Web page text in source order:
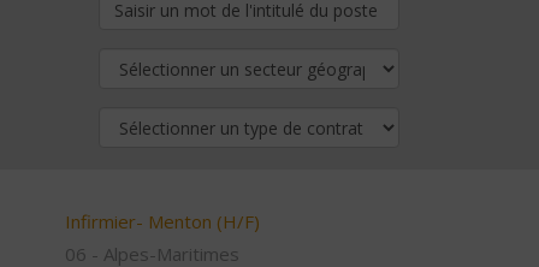
Infirmier- Menton (H/F)
06 - Alpes-Maritimes